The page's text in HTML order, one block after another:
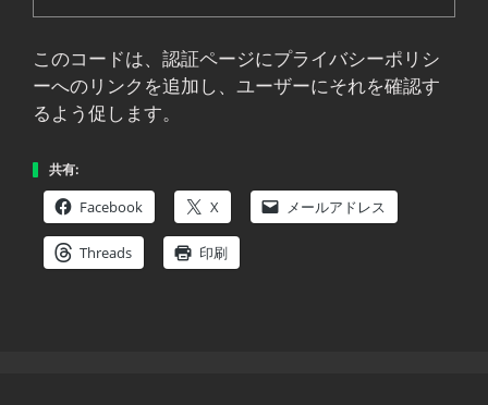
このコードは、認証ページにプライバシーポリシ
ーへのリンクを追加し、ユーザーにそれを確認す
るよう促します。
共有:
Facebook X メールアドレス
Threads 印刷